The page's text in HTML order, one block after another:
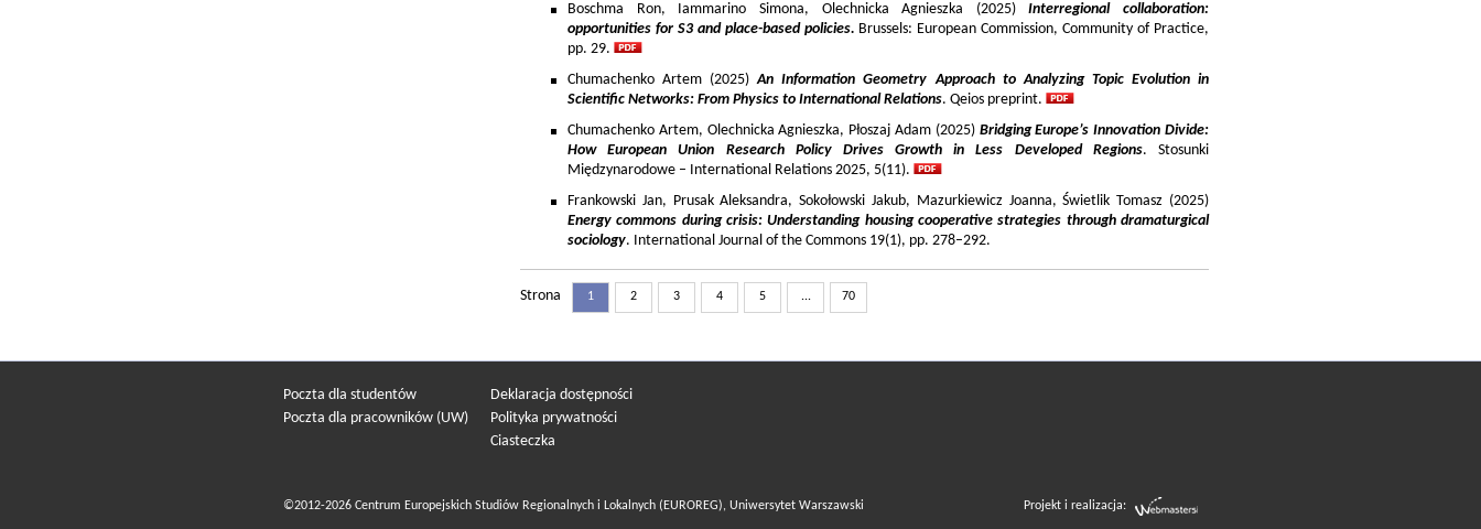
Boschma Ron, Iammarino Simona, Olechnicka Agnieszka (2025)Interregional collaboration:
opportunities for S3 and place-based policies. Brussels: European Commission, Community of Practice,
pp. 29.
Chumachenko Artem (2025)An Information Geometry Approach to Analyzing Topic Evolution in
Scientific Networks: From Physics to International Relations. Qeios preprint.
Chumachenko Artem, Olechnicka Agnieszka, Płoszaj Adam (2025) Bridging Europe’s Innovation Divide:
How European Union Research Policy Drives Growth in Less Developed Regions. Stosunki
Międzynarodowe – International Relations 2025, 5(11).
Frankowski Jan, Prusak Aleksandra, Sokołowski Jakub, Mazurkiewicz Joanna, Świetlik Tomasz (2025)
Energy commons during crisis: Understanding housing cooperative strategies through dramaturgical
sociology. International Journal of the Commons 19(1), pp. 278–292.
Strona 1 2 3 4 5 ... 70
Poczta dla studentów
Poczta dla pracowników (UW)
Deklaracja dostępności
Polityka prywatności
Ciasteczka
©2012-2026 Centrum Europejskich Studiów Regionalnych i Lokalnych (EUROREG), Uniwersytet Warszawski Projekt i realizacja: